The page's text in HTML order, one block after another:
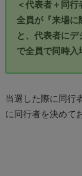
＜代表者＋同行
全員が『来場に
と、代表者にデ
で全員で同時入
当選した際に同行
に同行者を決めて